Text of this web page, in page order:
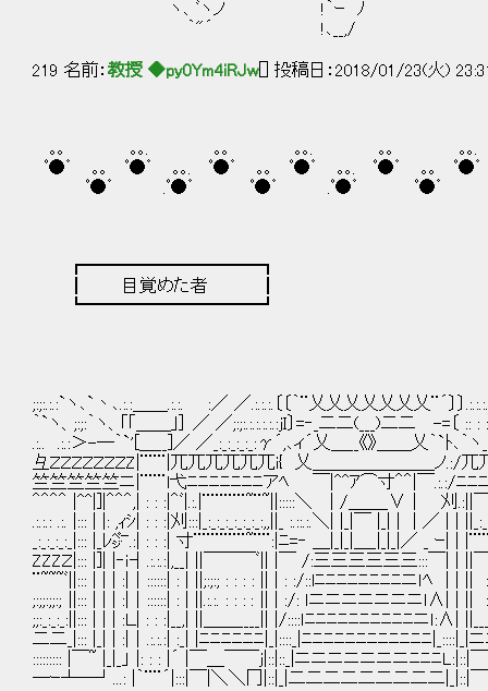
ヽ､ ﾞヽノ !｀ｰ ﾉ | え
｀"´ !､__,/ ヽ＿＿＿＿＿＿
219 名前： 教授 ◆py0Ym4iRJw[] 投稿日：2018/01/23(火)
｡｡ ｡｡. ｡｡ ｡｡. ｡｡ ｡
ﾟ●゜ ｡｡ ﾟ●゜ ｡｡. ﾟ●゜ ｡｡ ﾟ●゜ ｡｡. ﾟ●゜ ｡｡ ﾟ●
ﾟ●゜ .ﾟ●゜ ﾟ●゜ .ﾟ●゜ ﾟ●゜ .ﾟ
┏━━━━━━━━━━┓
┃ 目覚めた者 ┃
┗━━━━━━━━━━┛
;:;:.:.:`ヽ､`丶､.:.:＿＿.:.:. :／ ／.:.:.:.〔〔｀¨乂乂乂乂乂乂乂¨´〕〕
｀`ヽ、;:;:｀ヽ、｢｢＿＿｣］ ／ ／;:;:.:.:.:.:.:jＩ〕=‐_二二(___)二二 -=〔
.:.. .:.:＞-─｀`'[＿__]／ ／_:_:_:_:_:γ´,､ィ´乂＿__《》＿＿乂｀`ﾄ､｀ヽ
彑ＺＺＺＺＺＺＺZ|¨¨¨|兀兀兀兀兀兀i{ 乂＿＿＿＿＿＿＿ノ.:/兀
竺竺竺竺竺ニ|¨¨¨l弋ﾆﾆﾆﾆﾆﾆﾆアﾍ ￣|^^ｱ⌒寸＾＾|￣.:.:/ﾆ
＾＾＾＾ |^^|]|＾＾＾,| : : :|＾ﾞ|.:.|¨¨¨¨¨~¨~||:::::＼ | /＿＿_∨｜ 刈.:||￣￣
.:.:.: .:. |::: | |: ,ｨｼ| : : :|刈:::|_:_:_:_:_:_:_:,,||_ :.::.:.＼| |_|￣ |_| | | ／ | |
_:_:_:_:_|::: |_ﾚ㌻.:| : : :| 寸¨¨¨¨¨¨~¨¨:|ﾆ=‐ ＿|_|_|＿_|_|_|／ _ ｰ| |
ZZZＺ|::: |]| |‐ｉ┤.:.:.:|,__| ||￣￣￣ﾞ|| |￣ /:三三三三三三:::￣| | ||￣￣
¨~~~ﾞ||::: | | | :|｜::::::| : | ||;:;:; : : : : || | : :/::lﾆﾆﾆﾆﾆﾆﾆﾆニｌﾍ | |
;:;;:;;:; ||::: | | | :|｜::::::| : | ||.:.:. : : : : || | :/: ｌニニニニニニニｌ∧| | ||
;;:_:_:_:||::: | | | :Ｌ| : : :|__,| ||＿＿____|| |/::::ｌﾆﾆﾆﾆﾆﾆﾆﾆﾆﾆニｌ:∧|
二二_|::: |_| | :|｜.:.:.:| :_| |ﾆﾆﾆﾆﾆﾆ|_|::::_|ﾆﾆﾆﾆﾆﾆﾆﾆﾆﾆﾆﾆ|_::::|_|
::::::::: |￣~ |_|_」 |: : : |´ |￣＿￣￣j|::|::_|ニニニニニニニﾆﾆﾆL:|::|
─ｰ┴─┘...: |｀¨¨´|:::|￣|＼＼冂|::|_|二二二二二二二二二|_|::|